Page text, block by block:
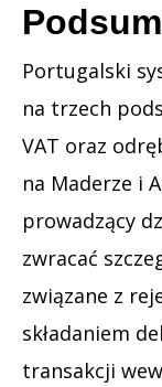
Portugalski
na trzech
VAT oraz
na Maderze i
prowadzący
zwracać
związane z
składaniem
transakcji